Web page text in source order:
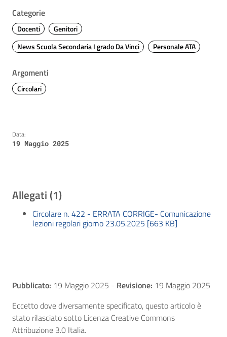
Categorie
Docenti
Genitori
News Scuola Secondaria I grado Da Vinci
Personale ATA
Argomenti
Circolari
Data:
19 Maggio 2025
Allegati (1)
Circolare n. 422 - ERRATA CORRIGE- Comunicazione
lezioni regolari giorno 23.05.2025 [663 KB]
Pubblicato: 19 Maggio 2025 - Revisione: 19 Maggio 2025
Eccetto dove diversamente specificato, questo articolo è
stato rilasciato sotto Licenza Creative Commons
Attribuzione 3.0 Italia.